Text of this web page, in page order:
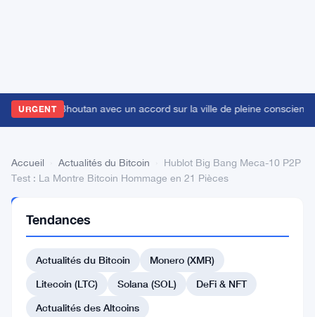
URGENT
vise le Bhoutan avec un accord sur la ville de pleine conscience
Accueil Actualités du Bitcoin
Hublot Big Bang Meca-10 P2P
Test : La Montre Bitcoin Hommage en 21 Pièces
DU BITCOIN
Big
Bang
Meca-
Tendances
Actualités du Bitcoin
Monero (XMR)
Litecoin (LTC)
Solana (SOL)
DeFi & NFT
Actualités des Altcoins